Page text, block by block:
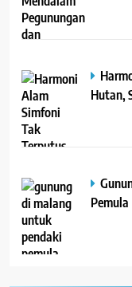
Hutan,
Pemula